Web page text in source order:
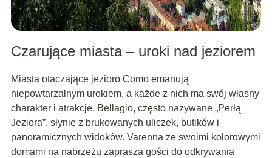
Czarujące miasta – uroki nad jeziorem
Miasta otaczające jezioro Como emanują
niepowtarzalnym urokiem, a każde z nich ma swój własny
charakter i atrakcje. Bellagio, często nazywane „Perłą
Jeziora”, słynie z brukowanych uliczek, butików i
panoramicznych widoków. Varenna ze swoimi kolorowymi
domami na nabrzeżu zaprasza gości do odkrywania